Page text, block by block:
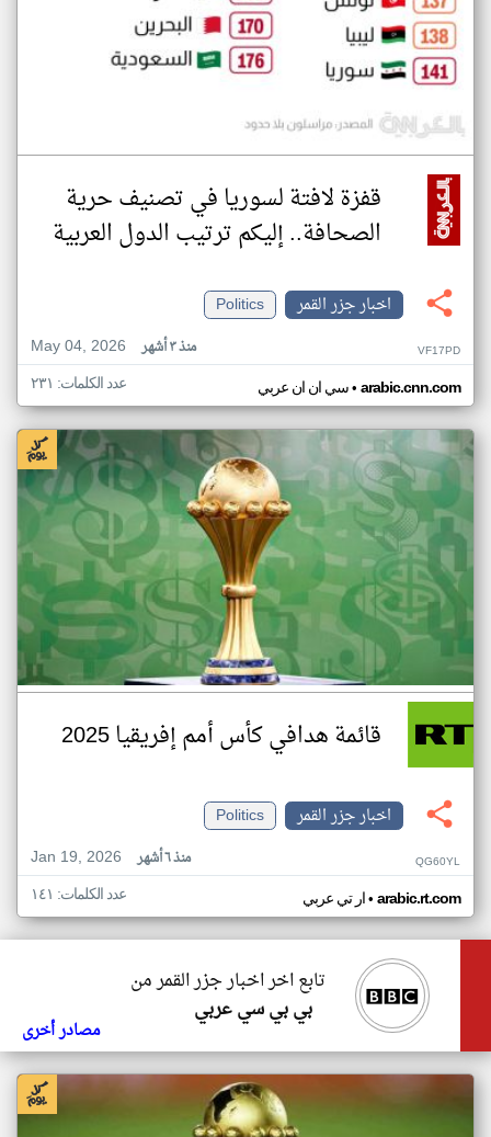
قفزة لافتة لسوريا في تصنيف حرية
الصحافة.. إليكم ترتيب الدول العربية
اخبار جزر القمر
Politics
May 04, 2026
منذ ٣ أشهر VF17PD
سي ان ان عربي• arabic.cnn.com عدد الكلمات: ٢٣١
قائمة هدافي كأس أمم إفريقيا 2025
اخبار جزر القمر
Politics
Jan 19, 2026
منذ ٦ أشهر QG60YL
ار تي عربي• arabic.rt.com عدد الكلمات: ١٤١
تابع اخر اخبار جزر القمر من
بي بي سي عربي
مصادر أخرى